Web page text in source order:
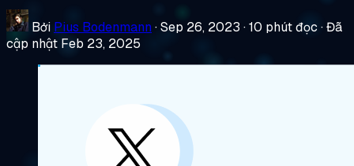
Bởi Pius Bodenmann·Sep 26, 2023 ·10 phút đọc ·Đã
cập nhật Feb 23, 2025